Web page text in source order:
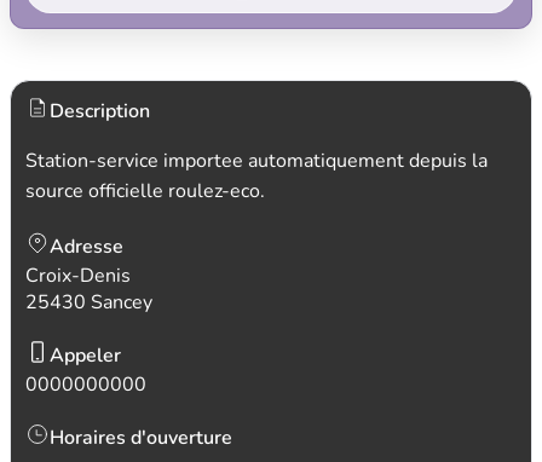
Description
Station-service importee automatiquement depuis la
source officielle roulez-eco.
Adresse
Croix-Denis
25430 Sancey
Appeler
0000000000
Horaires d'ouverture